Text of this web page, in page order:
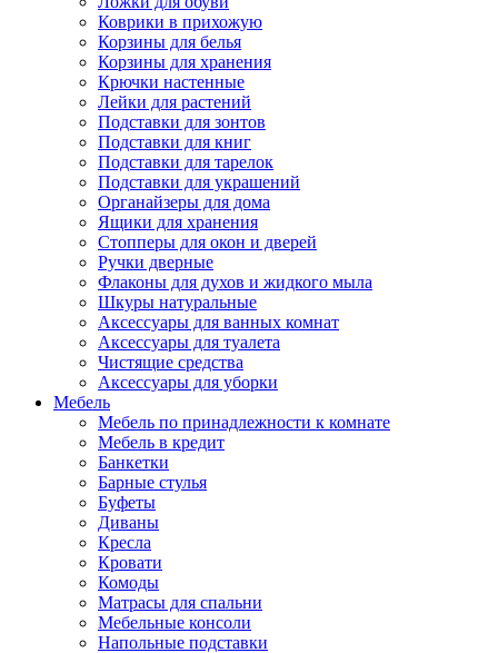
Коврики в прихожую
Корзины для белья
Корзины для хранения
Крючки настенные
Лейки для растений
Подставки для зонтов
Подставки для книг
Подставки для тарелок
Подставки для украшений
Органайзеры для дома
Ящики для хранения
Стопперы для окон и дверей
Ручки дверные
Флаконы для духов и жидкого мыла
Шкуры натуральные
Аксессуары для ванных комнат
Аксессуары для туалета
Чистящие средства
Аксессуары для уборки
Мебель
Мебель по принадлежности к комнате
Мебель в кредит
Банкетки
Барные стулья
Буфеты
Диваны
Кресла
Кровати
Комоды
Матрасы для спальни
Мебельные консоли
Напольные подставки